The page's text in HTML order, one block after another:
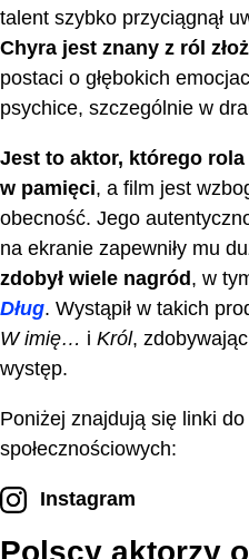
talent szybko przyciągnął
Chyra jest znany z ról
postaci o głębokich
psychice, szczególnie w
Jest to aktor, którego
w pamięci, a film jest
obecność. Jego
na ekranie zapewniły mu
zdobył wiele nagród, w
Dług. Wystąpił w takich
W imię… i Król,
występ.
Poniżej znajdują się linki
społecznościowych:
Instagram
Polscy aktorzy